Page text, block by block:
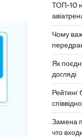
ТОП-10
Чому
Як
догляді
Рейтинг
Замена
что